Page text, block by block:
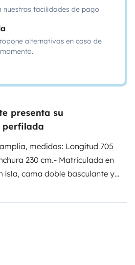
nuestras facilidades de pago
alternativas en caso de
presenta su
perfilada
medidas: Longitud 705
230 cm.- Matriculada en
isla, cama doble basculante y
de 140 CV.
USB.-Frigorífico con